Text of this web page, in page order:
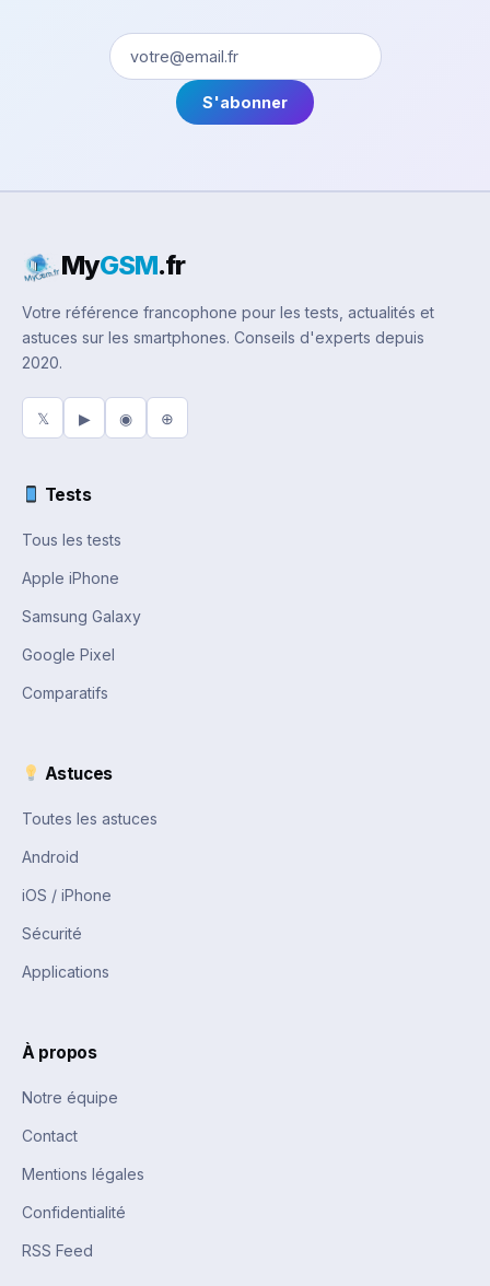
S'abonner
MyGSM.fr
Votre référence francophone pour les tests, actualités et
astuces sur les smartphones. Conseils d'experts depuis
2020.
𝕏 ▶ ◉ ⊕
Tests
Tous les tests
Apple iPhone
Samsung Galaxy
Google Pixel
Comparatifs
Astuces
Toutes les astuces
Android
iOS / iPhone
Sécurité
Applications
À propos
Notre équipe
Contact
Mentions légales
Confidentialité
RSS Feed